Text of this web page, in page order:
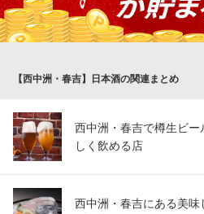
ラスに注いだ熱燗に浸しご提供。マ
さらにエキスが溶けだし、日本酒に
いに。
ふぐ大将 いし松
西鉄天神大牟田線西鉄福岡（天神
福岡県福岡市中央区春吉3-12-24 マキシム天
【西中洲・春吉】日本酒の関連まとめ
西中洲・春吉で樽生ビ
しく飲める店
西中洲・春吉にある美